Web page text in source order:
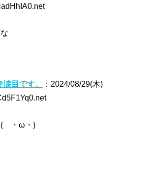
目です。
：2024/08/29(木)
( ・ω・)